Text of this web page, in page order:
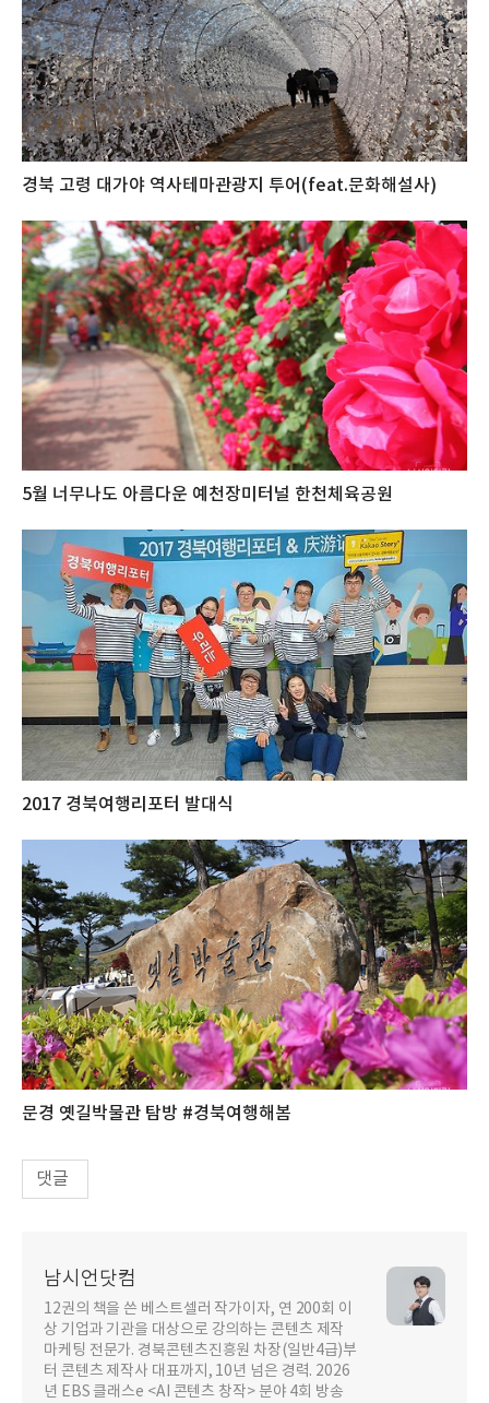
경북 고령 대가야 역사테마관광지 투어(feat.문화해설사)
5월 너무나도 아름다운 예천장미터널 한천체육공원
2017 경북여행리포터 발대식
문경 옛길박물관 탐방 #경북여행해봄
댓글
남시언닷컴
12권의 책을 쓴 베스트셀러 작가이자, 연 200회 이
상 기업과 기관을 대상으로 강의하는 콘텐츠 제작
마케팅 전문가. 경북콘텐츠진흥원 차장(일반4급)부
터 콘텐츠 제작사 대표까지, 10년 넘은 경력. 2026
년 EBS 클래스e <AI 콘텐츠 창작> 분야 4회 방송